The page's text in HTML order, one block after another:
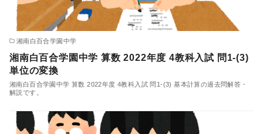
湘南白百合学園中学
湘南白百合学園中学 算数 2022年度 4教科入試 問1-(3)
単位の変換
湘南白百合学園中学 算数 2022年度 4教科入試 問1-(3) 基本計算の過去問解答・
解説です。